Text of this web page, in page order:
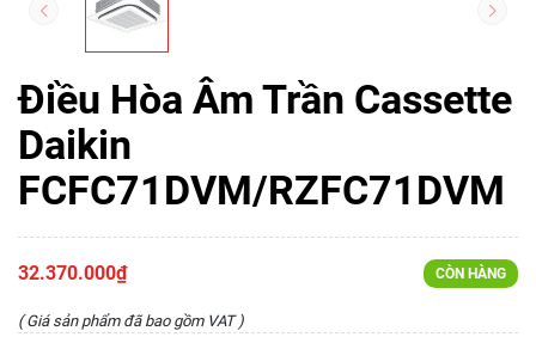
Điều Hòa Âm Trần Cassette
Daikin
FCFC71DVM/RZFC71DVM
32.370.000₫ CÒN HÀNG
( Giá sản phẩm đã bao gồm VAT )